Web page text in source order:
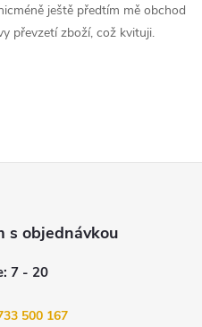
ještě předtím mě obchod
převzetí zboží, což kvituji.
500 167